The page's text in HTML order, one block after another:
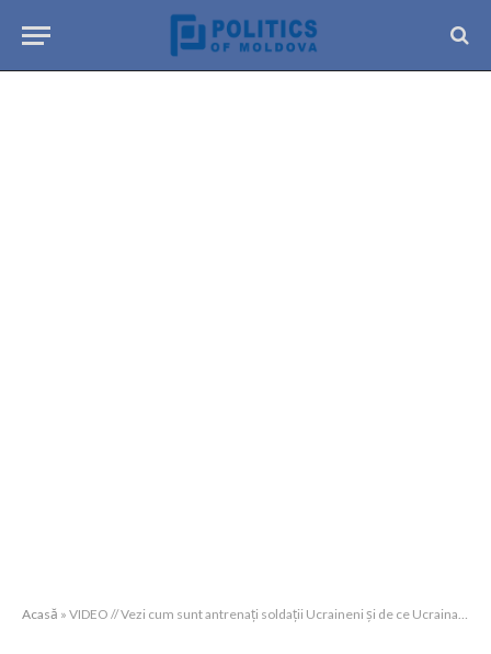
Acasă » VIDEO // Vezi cum sunt antrenați soldații Ucraineni și de ce Ucraina va câștiga